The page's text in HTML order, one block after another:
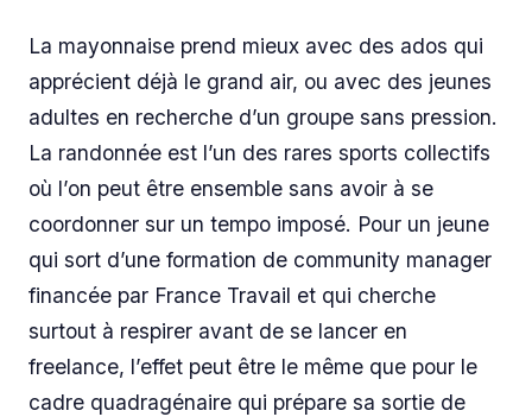
La mayonnaise prend mieux avec des ados qui
apprécient déjà le grand air, ou avec des jeunes
adultes en recherche d’un groupe sans pression.
La randonnée est l’un des rares sports collectifs
où l’on peut être ensemble sans avoir à se
coordonner sur un tempo imposé. Pour un jeune
qui sort d’une formation de community manager
financée par France Travail et qui cherche
surtout à respirer avant de se lancer en
freelance, l’effet peut être le même que pour le
cadre quadragénaire qui prépare sa sortie de